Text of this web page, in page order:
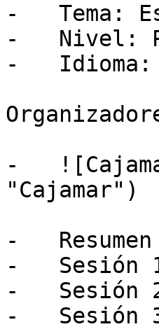
-   Tema:
-   Nivel:
-   Idioma:
-
"Cajamar")
-   Resumen
-   Sesión
-   Sesión
-   Sesión